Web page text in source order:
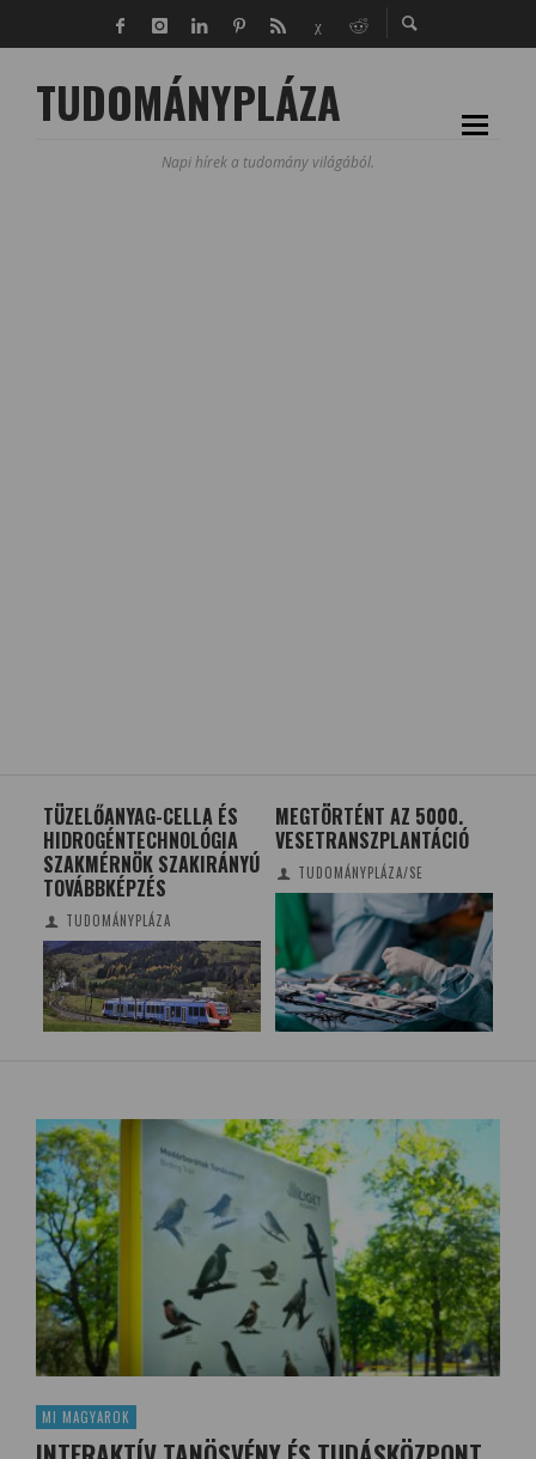
TUDOMÁNYPLÁZA
Napi hírek a tudomány világából.
TÜZELŐANYAG-CELLA ÉS
HIDROGÉNTECHNOLÓGIA
SZAKMÉRNÖK SZAKIRÁNYÚ
TOVÁBBKÉPZÉS
TUDOMÁNYPLÁZA
MEGTÖRTÉNT AZ 5000.
VESETRANSZPLANTÁCIÓ
TUDOMÁNYPLÁZA/SE
MI MAGYAROK